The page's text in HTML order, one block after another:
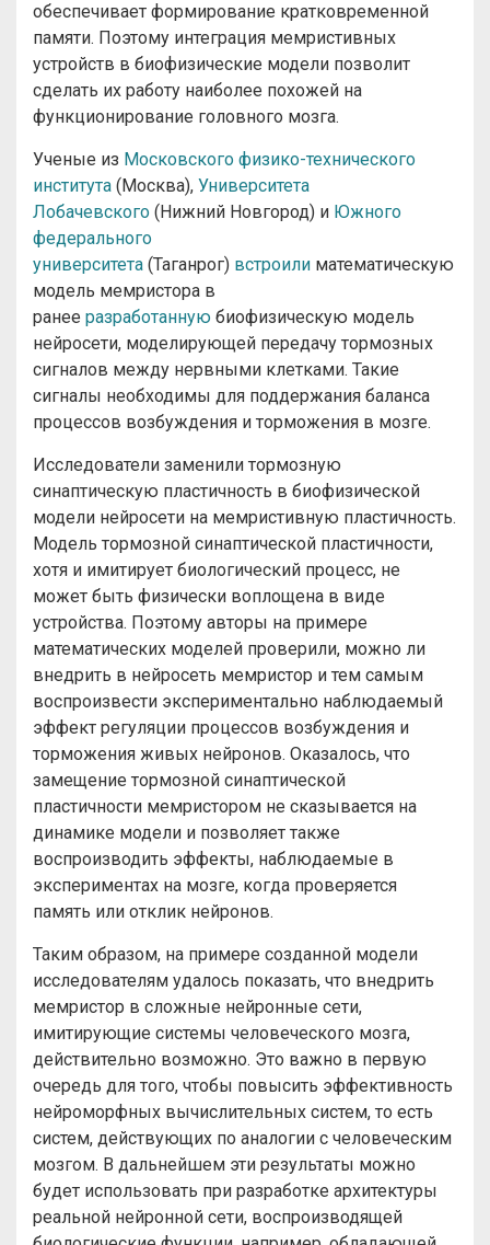
обеспечивает формирование кратковременной
памяти. Поэтому интеграция мемристивных
устройств в биофизические модели позволит
сделать их работу наиболее похожей на
функционирование головного мозга.
Ученые из Московского физико-технического
института (Москва), Университета
Лобачевского (Нижний Новгород) и Южного
федерального
университета (Таганрог) встроили математическую
модель мемристора в
ранее разработанную биофизическую модель
нейросети, моделирующей передачу тормозных
сигналов между нервными клетками. Такие
сигналы необходимы для поддержания баланса
процессов возбуждения и торможения в мозге.
Исследователи заменили тормозную
синаптическую пластичность в биофизической
модели нейросети на мемристивную пластичность.
Модель тормозной синаптической пластичности,
хотя и имитирует биологический процесс, не
может быть физически воплощена в виде
устройства. Поэтому авторы на примере
математических моделей проверили, можно ли
внедрить в нейросеть мемристор и тем самым
воспроизвести экспериментально наблюдаемый
эффект регуляции процессов возбуждения и
торможения живых нейронов. Оказалось, что
замещение тормозной синаптической
пластичности мемристором не сказывается на
динамике модели и позволяет также
воспроизводить эффекты, наблюдаемые в
экспериментах на мозге, когда проверяется
память или отклик нейронов.
Таким образом, на примере созданной модели
исследователям удалось показать, что внедрить
мемристор в сложные нейронные сети,
имитирующие системы человеческого мозга,
действительно возможно. Это важно в первую
очередь для того, чтобы повысить эффективность
нейроморфных вычислительных систем, то есть
систем, действующих по аналогии с человеческим
мозгом. В дальнейшем эти результаты можно
будет использовать при разработке архитектуры
реальной нейронной сети, воспроизводящей